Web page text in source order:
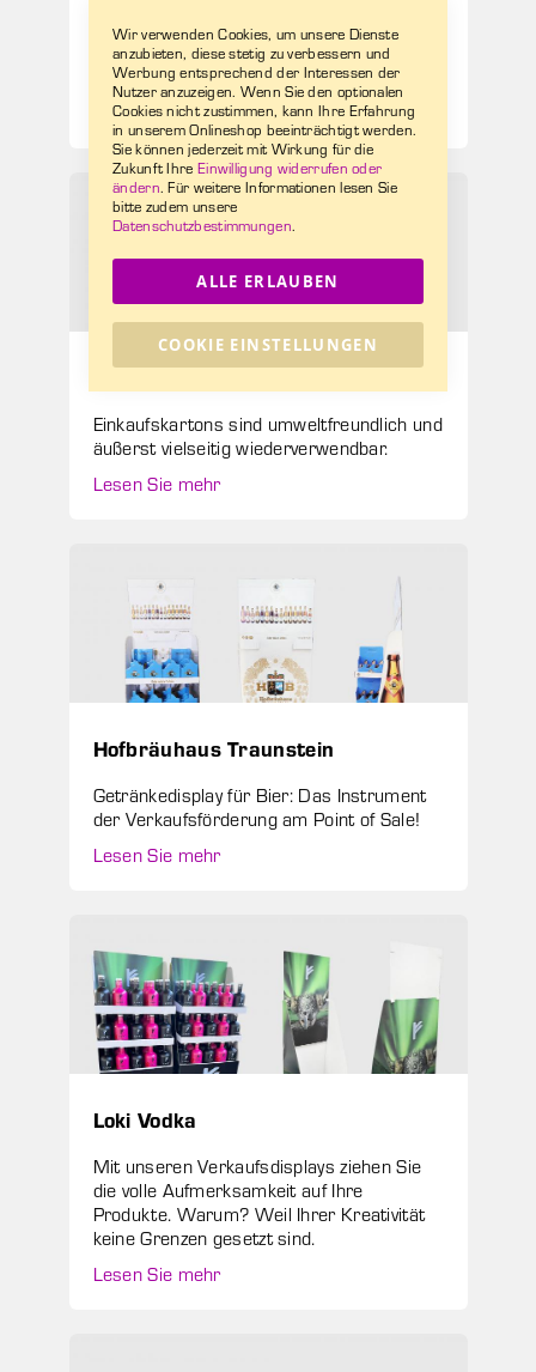
Frische Idee und eine coole Verpackung:
Unsere Eis-Aktion für die
Neukundengewinnung im Außendienst!
Lesen Sie mehr
EDEKA Beha
Einkaufskartons sind umweltfreundlich und
äußerst vielseitig wiederverwendbar.
Lesen Sie mehr
Hofbräuhaus Traunstein
Getränkedisplay für Bier: Das Instrument
der Verkaufsförderung am Point of Sale!
Lesen Sie mehr
Loki Vodka
Mit unseren Verkaufsdisplays ziehen Sie
die volle Aufmerksamkeit auf Ihre
Produkte. Warum? Weil Ihrer Kreativität
keine Grenzen gesetzt sind.
Lesen Sie mehr
Wir verwenden Cookies, um unsere Dienste
anzubieten, diese stetig zu verbessern und
Werbung entsprechend der Interessen der
Nutzer anzuzeigen. Wenn Sie den optionalen
Cookies nicht zustimmen, kann Ihre Erfahrung
in unserem Onlineshop beeinträchtigt werden.
Sie können jederzeit mit Wirkung für die
Zukunft Ihre Einwilligung widerrufen oder
ändern. Für weitere Informationen lesen Sie
bitte zudem unsere
Datenschutzbestimmungen.
ALLE ERLAUBEN
COOKIE EINSTELLUNGEN